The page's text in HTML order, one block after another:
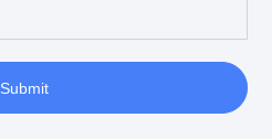
Submit